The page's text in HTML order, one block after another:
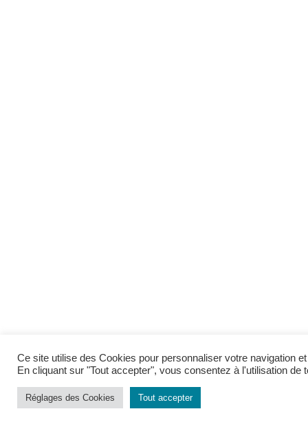
Ce site utilise des Cookies pour personnaliser votre navigation
En cliquant sur "Tout accepter", vous consentez à l'utilisation
Réglages des Cookies Tout accepter